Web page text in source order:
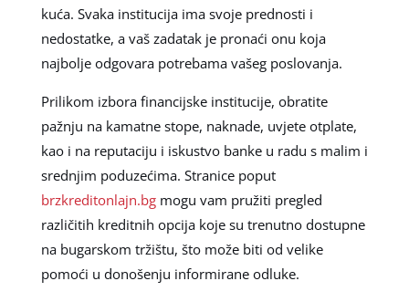
kuća. Svaka institucija ima svoje prednosti i
nedostatke, a vaš zadatak je pronaći onu koja
najbolje odgovara potrebama vašeg poslovanja.
Prilikom izbora financijske institucije, obratite
pažnju na kamatne stope, naknade, uvjete otplate,
kao i na reputaciju i iskustvo banke u radu s malim i
srednjim poduzećima. Stranice poput
brzkreditonlajn.bgmogu vam pružiti pregled
različitih kreditnih opcija koje su trenutno dostupne
na bugarskom tržištu, što može biti od velike
pomoći u donošenju informirane odluke.